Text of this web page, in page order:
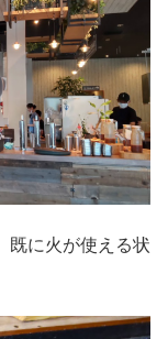
既に火が使える状